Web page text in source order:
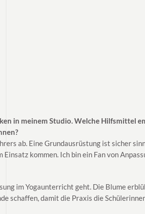
in meinem Studio. Welche Hilfsmittel
ab. Eine Grundausrüstung ist sicher
kommen. Ich bin ein Fan von
im Yogaunterricht geht. Die Blume
schaffen, damit die Praxis die